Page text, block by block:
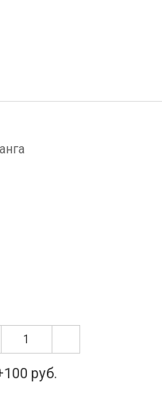
руб.